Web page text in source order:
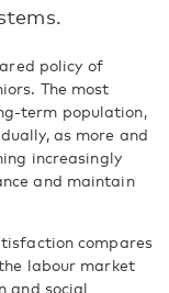
policy of
The most
term population,
as more and
increasingly
and maintain
compares
labour market
and social